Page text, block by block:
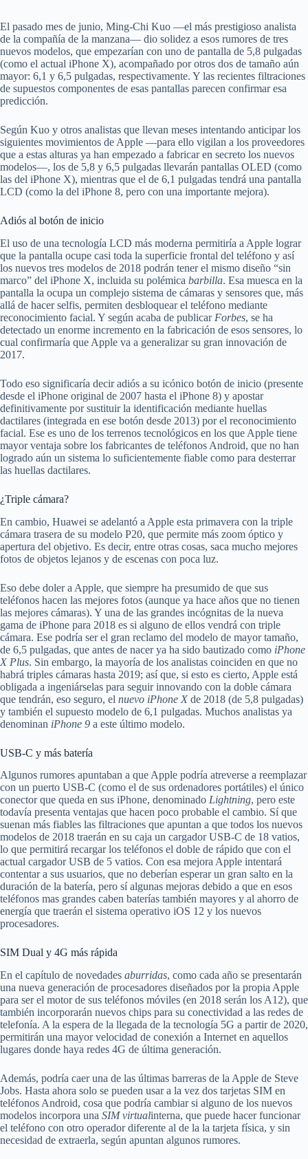
El pasado mes de junio, Ming-Chi Kuo —el más prestigioso analista
de la compañía de la manzana— dio solidez a esos rumores de tres
nuevos modelos, que empezarían con uno de pantalla de 5,8 pulgadas
(como el actual iPhone X), acompañado por otros dos de tamaño aún
mayor: 6,1 y 6,5 pulgadas, respectivamente. Y las recientes filtraciones
de supuestos componentes de esas pantallas parecen confirmar esa
predicción.
Según Kuo y otros analistas que llevan meses intentando anticipar los
siguientes movimientos de Apple —para ello vigilan a los proveedores
que a estas alturas ya han empezado a fabricar en secreto los nuevos
modelos—, los de 5,8 y 6,5 pulgadas llevarán pantallas OLED (como
las del iPhone X), mientras que el de 6,1 pulgadas tendrá una pantalla
LCD (como la del iPhone 8, pero con una importante mejora).
Adiós al botón de inicio
El uso de una tecnología LCD más moderna permitiría a Apple lograr
que la pantalla ocupe casi toda la superficie frontal del teléfono y así
los nuevos tres modelos de 2018 podrán tener el mismo diseño “sin
marco” del iPhone X, incluida su polémica barbilla. Esa muesca en la
pantalla la ocupa un complejo sistema de cámaras y sensores que, más
allá de hacer selfis, permiten desbloquear el teléfono mediante
reconocimiento facial. Y según acaba de publicar Forbes, se ha
detectado un enorme incremento en la fabricación de esos sensores, lo
cual confirmaría que Apple va a generalizar su gran innovación de
2017.
Todo eso significaría decir adiós a su icónico botón de inicio (presente
desde el iPhone original de 2007 hasta el iPhone 8) y apostar
definitivamente por sustituir la identificación mediante huellas
dactilares (integrada en ese botón desde 2013) por el reconocimiento
facial. Ese es uno de los terrenos tecnológicos en los que Apple tiene
mayor ventaja sobre los fabricantes de teléfonos Android, que no han
logrado aún un sistema lo suficientemente fiable como para desterrar
las huellas dactilares.
¿Triple cámara?
En cambio, Huawei se adelantó a Apple esta primavera con la triple
cámara trasera de su modelo P20, que permite más zoom óptico y
apertura del objetivo. Es decir, entre otras cosas, saca mucho mejores
fotos de objetos lejanos y de escenas con poca luz.
Eso debe doler a Apple, que siempre ha presumido de que sus
teléfonos hacen las mejores fotos (aunque ya hace años que no tienen
las mejores cámaras). Y una de las grandes incógnitas de la nueva
gama de iPhone para 2018 es si alguno de ellos vendrá con triple
cámara. Ese podría ser el gran reclamo del modelo de mayor tamaño,
de 6,5 pulgadas, que antes de nacer ya ha sido bautizado como iPhone
X Plus. Sin embargo, la mayoría de los analistas coinciden en que no
habrá triples cámaras hasta 2019; así que, si esto es cierto, Apple está
obligada a ingeniárselas para seguir innovando con la doble cámara
que tendrán, eso seguro, el nuevo iPhone X de 2018 (de 5,8 pulgadas)
y también el supuesto modelo de 6,1 pulgadas. Muchos analistas ya
denominan iPhone 9 a este último modelo.
USB-C y más batería
Algunos rumores apuntaban a que Apple podría atreverse a reemplazar
con un puerto USB-C (como el de sus ordenadores portátiles) el único
conector que queda en sus iPhone, denominado Lightning, pero este
todavía presenta ventajas que hacen poco probable el cambio. Sí que
suenan más fiables las filtraciones que apuntan a que todos los nuevos
modelos de 2018 traerán en su caja un cargador USB-C de 18 vatios,
lo que permitirá recargar los teléfonos el doble de rápido que con el
actual cargador USB de 5 vatios. Con esa mejora Apple intentará
contentar a sus usuarios, que no deberían esperar un gran salto en la
duración de la batería, pero sí algunas mejoras debido a que en esos
teléfonos mas grandes caben baterías también mayores y al ahorro de
energía que traerán el sistema operativo iOS 12 y los nuevos
procesadores.
SIM Dual y 4G más rápida
En el capítulo de novedades aburridas, como cada año se presentarán
una nueva generación de procesadores diseñados por la propia Apple
para ser el motor de sus teléfonos móviles (en 2018 serán los A12), que
también incorporarán nuevos chips para su conectividad a las redes de
telefonía. A la espera de la llegada de la tecnología 5G a partir de 2020,
permitirán una mayor velocidad de conexión a Internet en aquellos
lugares donde haya redes 4G de última generación.
Además, podría caer una de las últimas barreras de la Apple de Steve
Jobs. Hasta ahora solo se pueden usar a la vez dos tarjetas SIM en
teléfonos Android, cosa que podría cambiar si alguno de los nuevos
modelos incorpora una SIM virtualinterna, que puede hacer funcionar
el teléfono con otro operador diferente al de la la tarjeta física, y sin
necesidad de extraerla, según apuntan algunos rumores.